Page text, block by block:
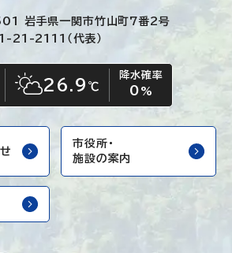
岩手県一関市竹山町7番2号
21-2111（代表）
今日の天気
晴れ時々くもり
26.9 ℃
降水確率
0 %
市役所・
施設の案内